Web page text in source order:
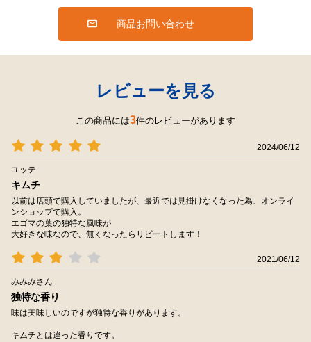
商品お問い合わせ
レビューを見る
この商品には3件のレビューがあります
2024/06/12
ユッテ
キムチ
以前は店頭で購入していましたが、最近では見掛けなくなった為、オンライ
ンショップで購入。
エゴマの葉の独特な風味が
大好きな味なので、無くなったらリピートします！
2021/06/12
みみみさん
独特な香り
味は美味しいのですが独特な香りがあります。
キムチとは違った香りです。